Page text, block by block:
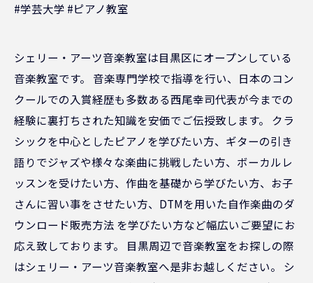
#学芸大学 #ピアノ教室
シェリー・アーツ音楽教室は目黒区にオープンしている
音楽教室です。 音楽専門学校で指導を行い、日本のコン
クールでの入賞経歴も多数ある西尾幸司代表が今までの
経験に裏打ちされた知識を安価でご伝授致します。 クラ
シックを中心としたピアノを学びたい方、ギターの引き
語りでジャズや様々な楽曲に挑戦したい方、ボーカルレ
ッスンを受けたい方、作曲を基礎から学びたい方、お子
さんに習い事をさせたい方、DTMを用いた自作楽曲のダ
ウンロード販売方法 を学びたい方など幅広いご要望にお
応え致しております。 目黒周辺で音楽教室をお探しの際
はシェリー・アーツ音楽教室へ是非お越しください。 シ